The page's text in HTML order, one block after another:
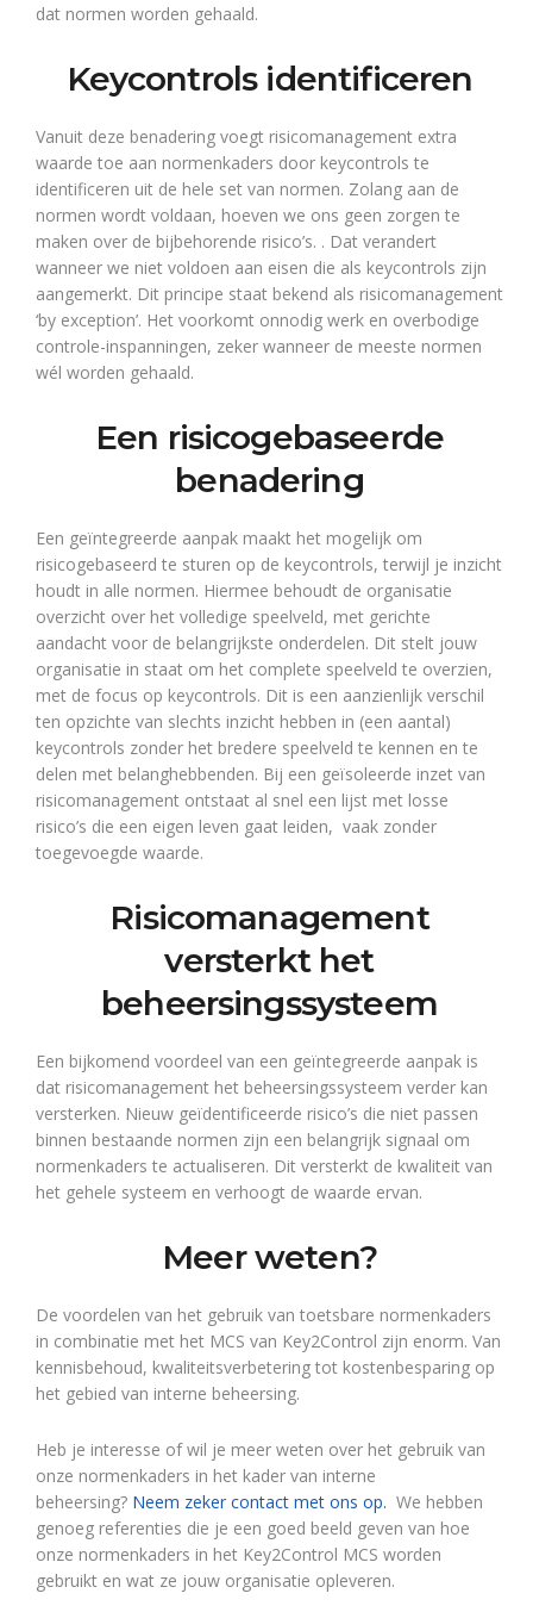
dat normen worden gehaald.
Keycontrols identificeren
Vanuit deze benadering voegt risicomanagement extra
waarde toe aan normenkaders door keycontrols te
identificeren uit de hele set van normen. Zolang aan de
normen wordt voldaan, hoeven we ons geen zorgen te
maken over de bijbehorende risico’s. . Dat verandert
wanneer we niet voldoen aan eisen die als keycontrols zijn
aangemerkt. Dit principe staat bekend als risicomanagement
‘by exception’. Het voorkomt onnodig werk en overbodige
controle-inspanningen, zeker wanneer de meeste normen
wél worden gehaald.
Een risicogebaseerde
benadering
Een geïntegreerde aanpak maakt het mogelijk om
risicogebaseerd te sturen op de keycontrols, terwijl je inzicht
houdt in alle normen. Hiermee behoudt de organisatie
overzicht over het volledige speelveld, met gerichte
aandacht voor de belangrijkste onderdelen. Dit stelt jouw
organisatie in staat om het complete speelveld te overzien,
met de focus op keycontrols. Dit is een aanzienlijk verschil
ten opzichte van slechts inzicht hebben in (een aantal)
keycontrols zonder het bredere speelveld te kennen en te
delen met belanghebbenden. Bij een geïsoleerde inzet van
risicomanagement ontstaat al snel een lijst met losse
risico’s die een eigen leven gaat leiden, vaak zonder
toegevoegde waarde.
Risicomanagement
versterkt het
beheersingssysteem
Een bijkomend voordeel van een geïntegreerde aanpak is
dat risicomanagement het beheersingssysteem verder kan
versterken. Nieuw geïdentificeerde risico’s die niet passen
binnen bestaande normen zijn een belangrijk signaal om
normenkaders te actualiseren. Dit versterkt de kwaliteit van
het gehele systeem en verhoogt de waarde ervan.
Meer weten?
De voordelen van het gebruik van toetsbare normenkaders
in combinatie met het MCS van Key2Control zijn enorm. Van
kennisbehoud, kwaliteitsverbetering tot kostenbesparing op
het gebied van interne beheersing.
Heb je interesse of wil je meer weten over het gebruik van
onze normenkaders in het kader van interne
beheersing? Neem zeker contact met ons op. We hebben
genoeg referenties die je een goed beeld geven van hoe
onze normenkaders in het Key2Control MCS worden
gebruikt en wat ze jouw organisatie opleveren.